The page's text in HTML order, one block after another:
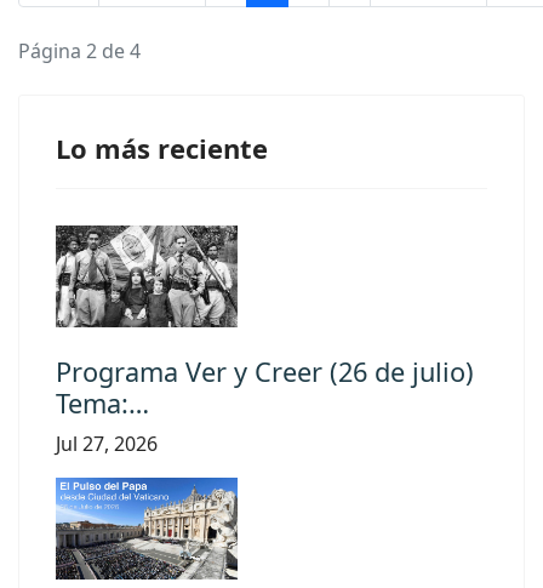
Página 2 de 4
Lo más reciente
Programa Ver y Creer (26 de julio)
Tema:…
Jul 27, 2026